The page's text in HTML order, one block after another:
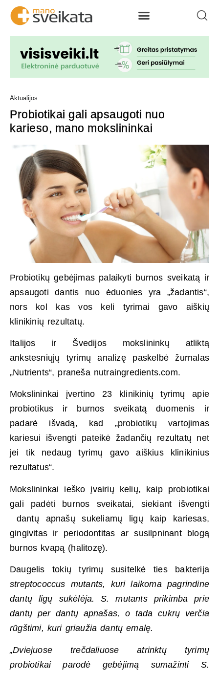
Aktualijos
Probiotikai gali apsaugoti nuo
karieso, mano mokslininkai
Probiotikų gebėjimas palaikyti burnos sveikatą ir
apsaugoti dantis nuo ėduonies yra „žadantis“,
nors kol kas vos keli tyrimai gavo aiškių
klinikinių rezultatų.
Italijos ir Švedijos mokslininkų atliktą
ankstesniųjų tyrimų analizę paskelbė žurnalas
„Nutrients“, praneša nutraingredients.com.
Mokslininkai įvertino 23 klinikinių tyrimų apie
probiotikus ir burnos sveikatą duomenis ir
padarė išvadą, kad „probiotikų vartojimas
kariesui išvengti pateikė žadančių rezultatų net
jei tik nedaug tyrimų gavo aiškius klinikinius
rezultatus“.
Mokslininkai ieško įvairių kelių, kaip probiotikai
gali padėti burnos sveikatai, siekiant išvengti
dantų apnašų sukeliamų ligų kaip kariesas,
gingivitas ir periodontitas ar susilpninant blogą
burnos kvapą (halitozę).
Daugelis tokių tyrimų susitelkė ties bakterija
streptococcus mutants, kuri laikoma pagrindine
dantų ligų sukėlėja.S. mutantsprikimba prie
dantų per dantų apnašas, o tada cukrų verčia
rūgštimi, kuri griaužia dantų emalę.
„Dviejuose trečdaliuose atrinktų tyrimų
probiotikai parodė gebėjimą sumažinti S.